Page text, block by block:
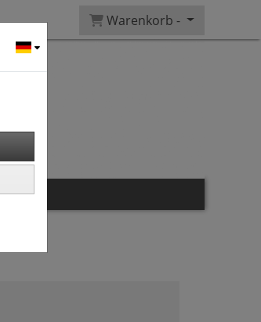
Warenkorb -